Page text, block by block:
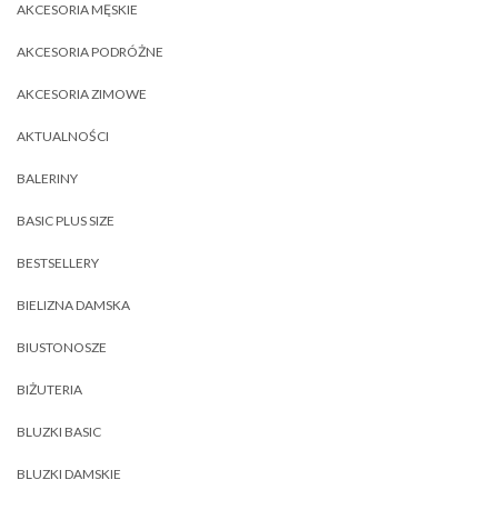
AKCESORIA MĘSKIE
AKCESORIA PODRÓŻNE
AKCESORIA ZIMOWE
AKTUALNOŚCI
BALERINY
BASIC PLUS SIZE
BESTSELLERY
BIELIZNA DAMSKA
BIUSTONOSZE
BIŻUTERIA
BLUZKI BASIC
BLUZKI DAMSKIE